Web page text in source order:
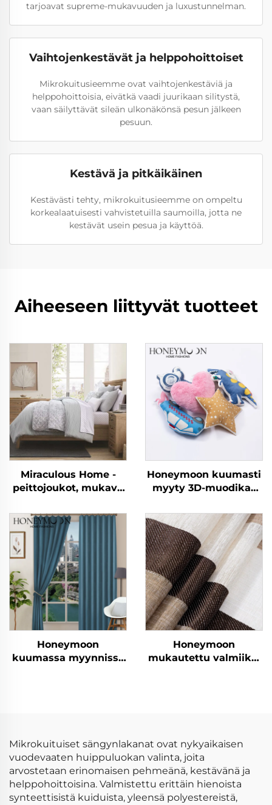
tarjoavat supreme-mukavuuden ja luxustunnelman.
Vaihtojenkestävät ja helppohoittoiset
Mikrokuitusieemme ovat vaihtojenkestäviä ja
helppohoittoisia, eivätkä vaadi juurikaan silitystä,
vaan säilyttävät sileän ulkonäkönsä pesun jälkeen
pesuun.
Kestävä ja pitkäikäinen
Kestävästi tehty, mikrokuitusieemme on ompeltu
korkealaatuisesti vahvistetuilla saumoilla, jotta ne
kestävät usein pesua ja käyttöä.
Aiheeseen liittyvät tuotteet
Miraculous Home -
peittojoukot, mukava
Honeymoon kuumasti
myyty 3D-muodikas
kodin
tyynynpäällykset
tyynyverhot
makuuhuoneeseen
Honeymoon
kuumassa myynnissä
Honeymoon
mukautettu valmiiksi
Mikrokuituiset sängynlakanat ovat nykyaikaisen
vuodevaaten huippuluokan valinta, joita
arvostetaan erinomaisen pehmeänä, kestävänä ja
helppohoittoisina. Valmistettu erittäin hienoista
synteettisistä kuiduista, yleensä polyestereistä,